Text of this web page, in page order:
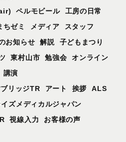
ペルモビール
工房の日常
ちゼミ メディア
スタッフ
お知らせ 解説
子どもまつり
東村山市 勉強会
オンライン
講演
リッジTR
アート 挨拶
ALS
ズメディカルジャパン
視線入力
お客様の声